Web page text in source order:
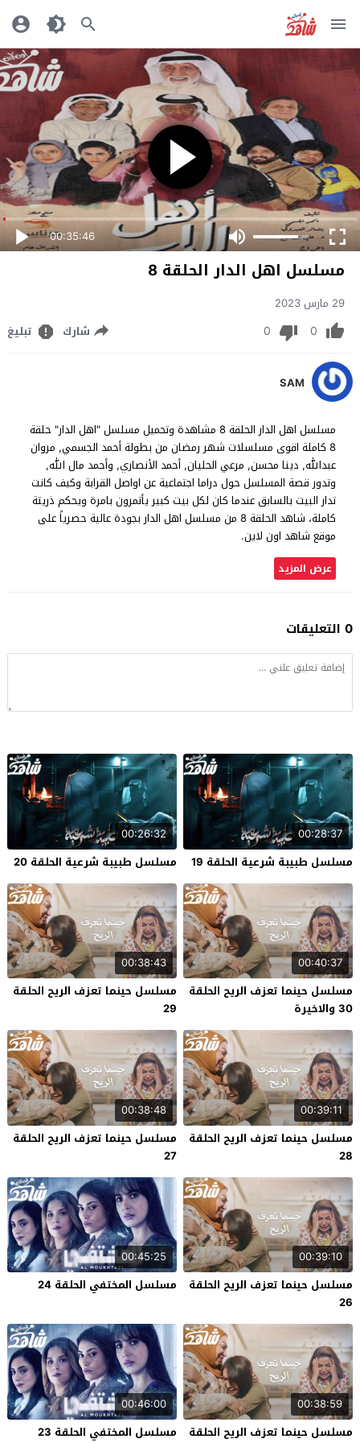
00:35:46
مسلسل اهل الدار الحلقة 8
29 مارس 2023
0
0 شارك تبليغ
SAM
مسلسل اهل الدار الحلقة 8 مشاهدة وتحميل مسلسل "اهل الدار" حلقة
8 كاملة اقوى مسلسلات شهر رمضان من بطولة أحمد الجسمي, مروان
عبدالله, دينا محسن, مرعي الحليان, أحمد الأنصاري, وأحمد مال الله,
وتدور قصة المسلسل حول دراما اجتماعية عن اواصل القرابة وكيف كانت
تدار البيت بالسابق عندما كان لكل بيت كبير يأتمرون بامرة ويحكم ذريتة
كاملة، شاهد الحلقة 8 من مسلسل اهل الدار بجودة عالية حصرياً على
موقع شاهد اون لاين.
عرض المزيد
0 التعليقات
00:28:37
مسلسل طبيبة شرعية الحلقة 19
00:26:32
مسلسل طبيبة شرعية الحلقة 20
00:40:37
مسلسل حينما تعزف الريح الحلقة
30 والاخيرة
00:38:43
مسلسل حينما تعزف الريح الحلقة
29
00:39:11
مسلسل حينما تعزف الريح الحلقة
28
00:38:48
مسلسل حينما تعزف الريح الحلقة
27
00:39:10
مسلسل حينما تعزف الريح الحلقة
26
00:45:25
مسلسل المختفي الحلقة 24
00:38:59
مسلسل حينما تعزف الريح الحلقة
00:46:00
مسلسل المختفي الحلقة 23